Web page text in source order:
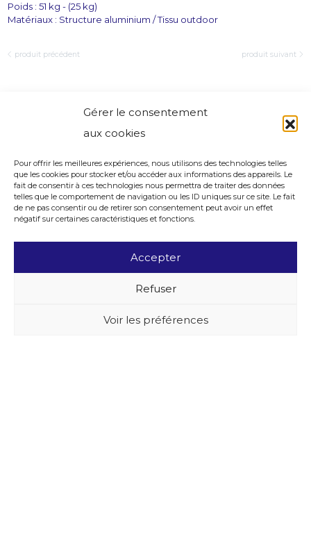
Gérer le consentement
aux cookies
Pour offrir les meilleures expériences, nous utilisons des technologies telles
que les cookies pour stocker et/ou accéder aux informations des appareils. Le
fait de consentir à ces technologies nous permettra de traiter des données
telles que le comportement de navigation ou les ID uniques sur ce site. Le fait
de ne pas consentir ou de retirer son consentement peut avoir un effet
négatif sur certaines caractéristiques et fonctions.
Accepter
Refuser
Voir les préférences
Poids : 51 kg - (25 kg)
Matériaux : Structure aluminium / Tissu outdoor
produit précédent produit suivant